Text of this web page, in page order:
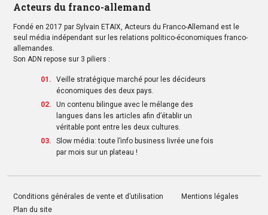
Acteurs du franco-allemand
Fondé en 2017 par Sylvain ETAIX, Acteurs du Franco-Allemand est le
seul média indépendant sur les relations politico-économiques franco-
allemandes.
Son ADN repose sur 3 piliers :
Veille stratégique marché pour les décideurs
économiques des deux pays.
Un contenu bilingue avec le mélange des
langues dans les articles afin d’établir un
véritable pont entre les deux cultures.
Slow média: toute l’info business livrée une fois
par mois sur un plateau !
Conditions générales de vente et d’utilisation
Mentions légales
Plan du site